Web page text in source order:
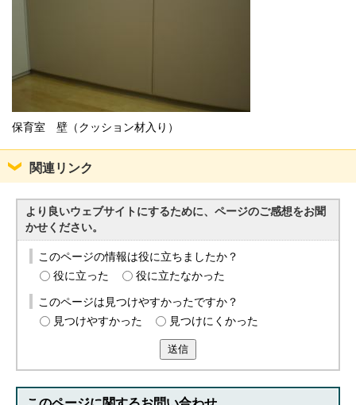
保育室 壁（クッション材入り）
関連リンク
より良いウェブサイトにするために、ページのご感想をお聞
かせください。
このページの情報は役に立ちましたか？
役に立った
役に立たなかった
このページは見つけやすかったですか？
見つけやすかった
見つけにくかった
送信